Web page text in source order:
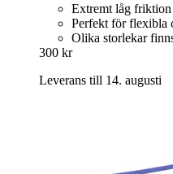
Extremt låg friktion
Perfekt för flexibla
Olika storlekar
300 kr
Leverans till 14. augusti